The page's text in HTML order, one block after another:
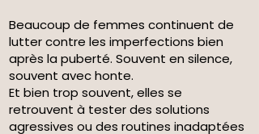
Beaucoup de femmes continuent de
lutter contre les imperfections bien
après la puberté. Souvent en silence,
souvent avec honte.
Et bien trop souvent, elles se
retrouvent à tester des solutions
agressives ou des routines inadaptées